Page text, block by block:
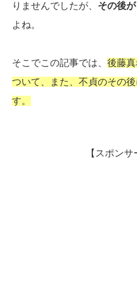
りませんでしたが、 その後
よね。
そこでこの記事では、 後藤
ついて、また、不貞のその
す。
【スポンサ